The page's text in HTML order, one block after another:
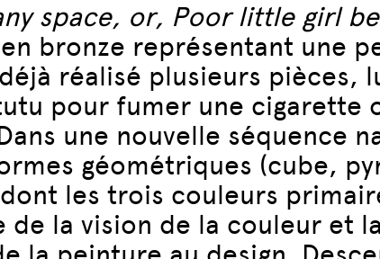
space, or, Poor little girl
bronze représentant une
réalisé plusieurs pièces,
pour fumer une cigarette
une nouvelle séquence
géométriques (cube,
les trois couleurs
la vision de la couleur et